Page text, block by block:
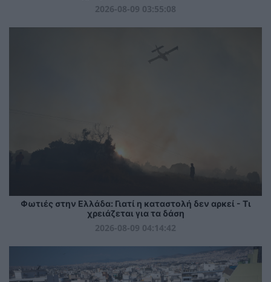
2026-08-09 03:55:08
Φωτιές στην Ελλάδα: Γιατί η καταστολή δεν αρκεί - Τι
χρειάζεται για τα δάση
2026-08-09 04:14:42